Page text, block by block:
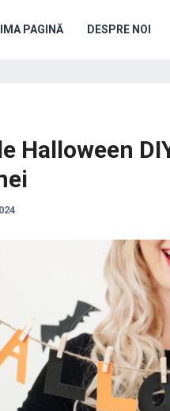
PAGINĂ DESPRE NOI
Halloween